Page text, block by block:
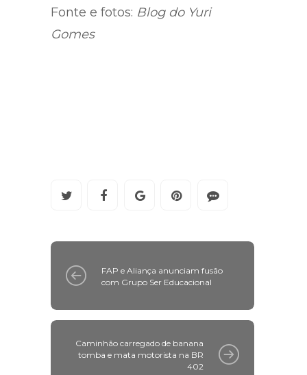
Fonte e fotos: Blog do Yuri
Gomes
FAP e Aliança anunciam fusão
com Grupo Ser Educacional
Caminhão carregado de banana
tomba e mata motorista na BR
402